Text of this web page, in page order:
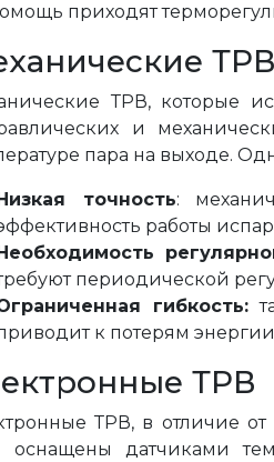
приходят
ТРВ
ТРВ, которые
и
пара на выходе.
Низкая точность:
работы
Необходимость
периодической
гибкость:
к потерям
ТРВ
ТРВ, в отличие от
датчиками